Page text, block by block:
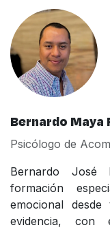
Bernardo Maya
Psicólogo de
Bernardo José
formación
emocional desde
evidencia,